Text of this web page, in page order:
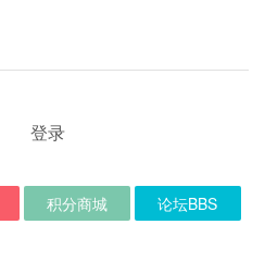
登录
积分商城 论坛BBS